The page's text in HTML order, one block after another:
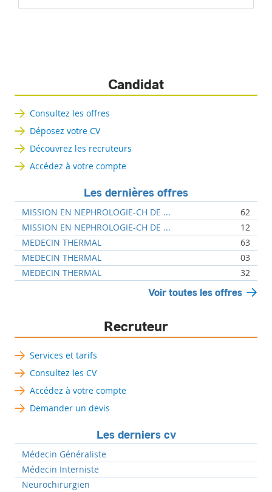
Candidat
Consultez les offres
Déposez votre CV
Découvrez les recruteurs
Accédez à votre compte
Les dernières offres
MISSION EN NEPHROLOGIE-CH DE ...
62
MISSION EN NEPHROLOGIE-CH DE ...
12
MEDECIN THERMAL
63
MEDECIN THERMAL
03
MEDECIN THERMAL
32
Voir toutes les offres
Recruteur
Services et tarifs
Consultez les CV
Accédez à votre compte
Demander un devis
Les derniers cv
Médecin Généraliste
Médecin Interniste
Neurochirurgien